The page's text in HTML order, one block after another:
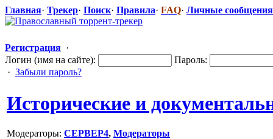
Главная· Трекер· Поиск· Правила· FAQ· Личные сообщения
Регистрация ·
Логин (имя на сайте):
Пароль:
· Забыли пароль?
Исторические и
Модераторы: CEPBEP4, Модераторы